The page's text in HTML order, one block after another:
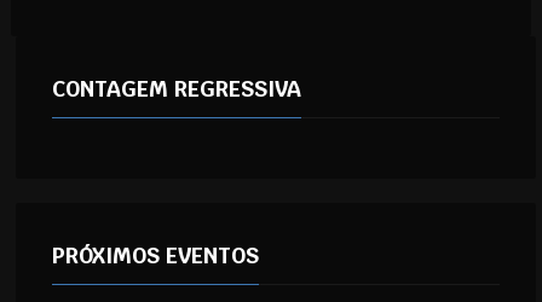
CONTAGEM REGRESSIVA
PRÓXIMOS EVENTOS